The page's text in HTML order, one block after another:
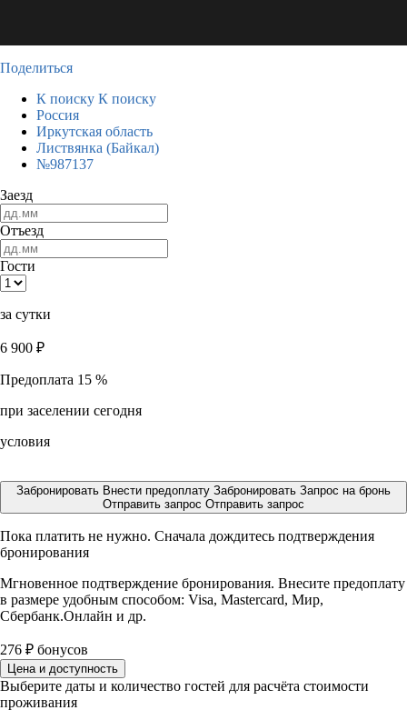
Поделиться
К поиску К поиску
Россия
Иркутская область
Листвянка (Байкал)
№987137
Заезд
Отъезд
Гости
за сутки
6 900 ₽
Предоплата 15 %
при заселении сегодня
условия
Забронировать Внести предоплату Забронировать Запрос на бронь
Отправить запрос Отправить запрос
Пока платить не нужно. Сначала дождитесь подтверждения
бронирования
Мгновенное подтверждение бронирования. Внесите предоплату
в размере удобным способом: Visa, Mastercard, Мир,
Сбербанк.Онлайн и др.
276 ₽ бонусов
Цена и доступность
Выберите даты и количество гостей для расчёта стоимости
проживания